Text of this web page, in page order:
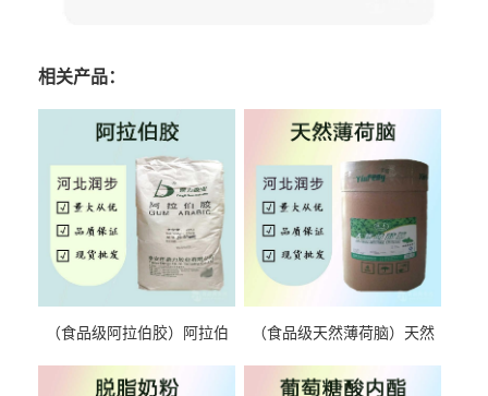
相关产品：
（食品级阿拉伯胶）阿拉伯
（食品级天然薄荷脑）天然